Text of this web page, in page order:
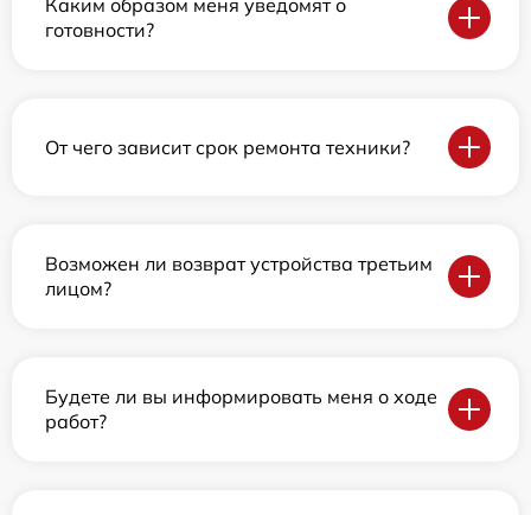
Каким образом меня уведомят о
готовности?
От чего зависит срок ремонта техники?
Возможен ли возврат устройства третьим
лицом?
Будете ли вы информировать меня о ходе
работ?